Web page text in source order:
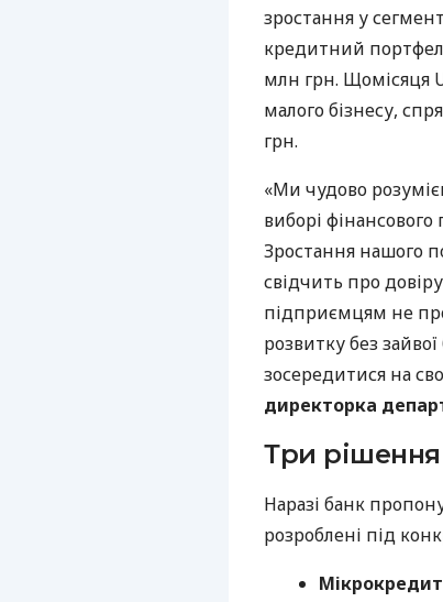
зростання у
кредитний
млн грн. Щомісяця
малого бізнесу,
грн.
«Ми чудово
виборі
Зростання нашого
свідчить про
підприємцям не
розвитку без
зосередитися на
директорка
Три рішення
Наразі банк
розроблені під